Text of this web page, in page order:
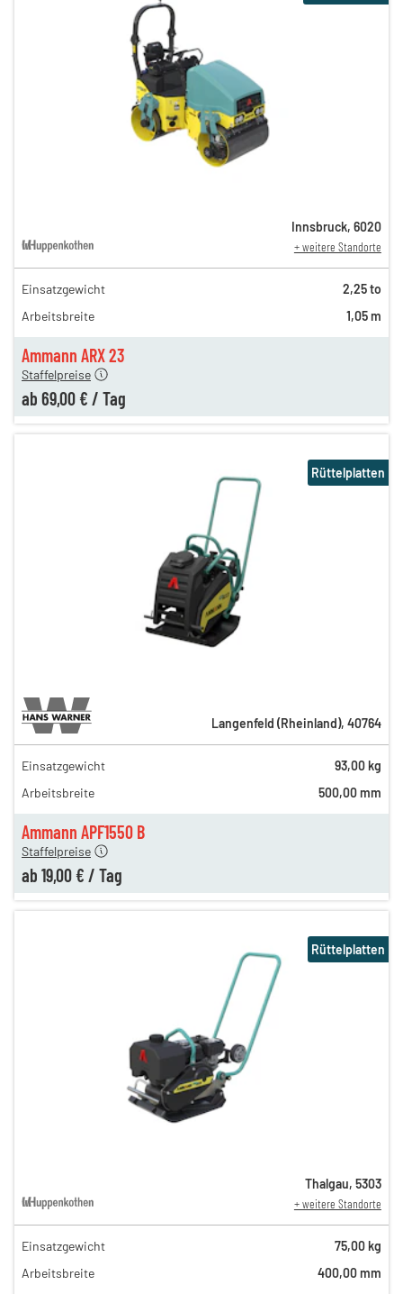
Ammann ARX 23
160,00 €
92,00 €
Staffelpreise
ab 69,00 € / Tag
Innsbruck, 6020
+ weitere Standorte
Einsatzgewicht
2,25 to
Arbeitsbreite
1,05 m
Ammann APF1550 B
31,00 €
25,00 €
Staffelpreise
ab 19,00 € / Tag
Rüttelplatten
Langenfeld (Rheinland), 40764
Einsatzgewicht
93,00 kg
Arbeitsbreite
500,00 mm
35,00 €
16,00 €
Rüttelplatten
Thalgau, 5303
+ weitere Standorte
Einsatzgewicht
75,00 kg
Arbeitsbreite
400,00 mm